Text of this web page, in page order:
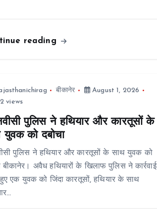
reading
बीकानेर
August 1, 2026
views
पुलिस ने हथियार और कारतूसों के
युवक को दबोचा
पुलिस ने हथियार और कारतूसों के साथ युवक को
बीकानेर। अवैध हथियारों के खिलाफ पुलिस ने कार्रवाई
एक युवक को जिंदा कारतूसों, हथियार के साथ